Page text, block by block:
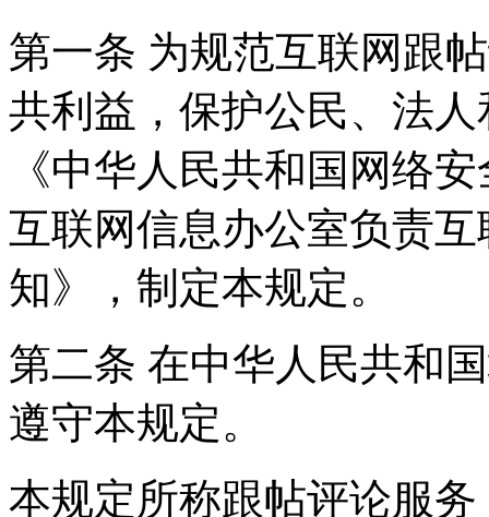
第一条 为规范互联网跟
共利益，保护公民、法
《中华人民共和国网络
互联网信息办公室负责
知》，制定本规定。
第二条 在中华人民共和
遵守本规定。
本规定所称跟帖评论服